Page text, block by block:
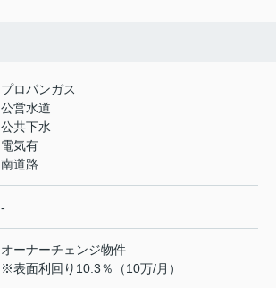
プロパンガス
公営水道
公共下水
電気有
南道路
-
オーナーチェンジ物件
※表面利回り10.3％（10万/月）